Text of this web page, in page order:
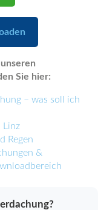
Sie hier:
– was soll ich
Linz
Regen
&